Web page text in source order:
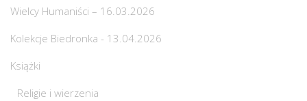
Wielcy Humaniści – 16.03.2026
Kolekcje Biedronka - 13.04.2026
Książki
Religie i wierzenia